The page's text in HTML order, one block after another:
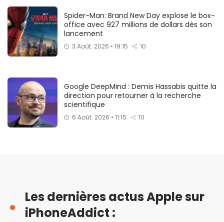
Spider-Man: Brand New Day explose le box-
office avec 927 millions de dollars dès son
lancement
3 Août. 2026 • 19:15 10
Google DeepMind : Demis Hassabis quitte la
direction pour retourner à la recherche
scientifique
6 Août. 2026 • 11:15 10
Les dernières actus Apple sur
iPhoneAddict :